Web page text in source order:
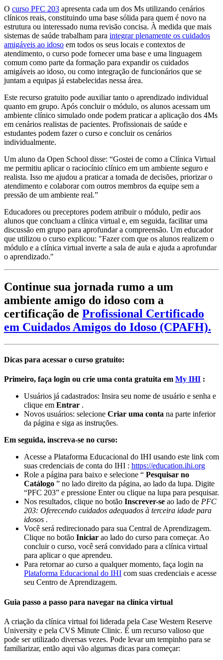
O curso PFC 203 apresenta cada um dos Ms utilizando cenários
clínicos reais, constituindo uma base sólida para quem é novo na
estrutura ou interessado numa revisão concisa. À medida que mais
sistemas de saúde trabalham para integrar plenamente os cuidados
amigáveis ​​ao idoso em todos os seus locais e contextos de
atendimento, o curso pode fornecer uma base e uma linguagem
comum como parte da formação para expandir os cuidados
amigáveis ​​ao idoso, ou como integração de funcionários que se
juntam a equipas já estabelecidas nessa área.
Este recurso gratuito pode auxiliar tanto o aprendizado individual
quanto em grupo. Após concluir o módulo, os alunos acessam um
ambiente clínico simulado onde podem praticar a aplicação dos 4Ms
em cenários realistas de pacientes. Profissionais de saúde e
estudantes podem fazer o curso e concluir os cenários
individualmente.
Um aluno da Open School disse: “Gostei de como a Clínica Virtual
me permitiu aplicar o raciocínio clínico em um ambiente seguro e
realista. Isso me ajudou a praticar a tomada de decisões, priorizar o
atendimento e colaborar com outros membros da equipe sem a
pressão de um ambiente real.”
Educadores ou preceptores podem atribuir o módulo, pedir aos
alunos que concluam a clínica virtual e, em seguida, facilitar uma
discussão em grupo para aprofundar a compreensão. Um educador
que utilizou o curso explicou: "Fazer com que os alunos realizem o
módulo e a clínica virtual inverte a sala de aula e ajuda a aprofundar
o aprendizado."
Continue sua jornada rumo a um
ambiente amigo do idoso com a
certificação de Profissional Certificado
em Cuidados Amigos do Idoso (CPAFH).
Dicas para acessar o curso gratuito:
Primeiro, faça login ou crie uma conta gratuita em My IHI :
Usuários já cadastrados: Insira seu nome de usuário e senha e
clique em Entrar .
Novos usuários: selecione Criar uma conta na parte inferior
da página e siga as instruções.
Em seguida, inscreva-se no curso:
Acesse a Plataforma Educacional do IHI usando este link com
suas credenciais de conta do IHI : https://education.ihi.org
Role a página para baixo e selecione “ Pesquisar no
Catálogo ” no lado direito da página, ao lado da lupa. Digite
“PFC 203” e pressione Enter ou clique na lupa para pesquisar.
Nos resultados, clique no botão Inscrever-se ao lado de PFC
203: Oferecendo cuidados adequados à terceira idade para
idosos .
Você será redirecionado para sua Central de Aprendizagem.
Clique no botão Iniciar ao lado do curso para começar. Ao
concluir o curso, você será convidado para a clínica virtual
para aplicar o que aprendeu.
Para retornar ao curso a qualquer momento, faça login na
Plataforma Educacional do IHI com suas credenciais e acesse
seu Centro de Aprendizagem.
Guia passo a passo para navegar na clínica virtual
A criação da clínica virtual foi liderada pela Case Western Reserve
University e pela CVS Minute Clinic. É um recurso valioso que
pode ser utilizado diversas vezes. Pode levar um tempinho para se
familiarizar, então aqui vão algumas dicas para começar: